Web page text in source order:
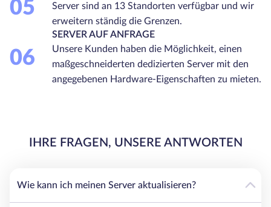
05
Server sind an 13 Standorten verfügbar und wir
erweitern ständig die Grenzen.
06
SERVER AUF ANFRAGE
Unsere Kunden haben die Möglichkeit, einen
maßgeschneiderten dedizierten Server mit den
angegebenen Hardware-Eigenschaften zu mieten.
IHRE FRAGEN, UNSERE ANTWORTEN
Wie kann ich meinen Server aktualisieren?